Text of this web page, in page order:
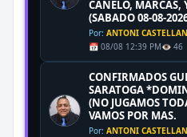
CANELO, MARCAS,
(SABADO 08-08-
Por: ANTONI
📅 08/08 12:39 PM👁️ 46
CONFIRMADOS
SARATOGA
(NO JUGAMOS
VAMOS POR MAS.
Por: ANTONI